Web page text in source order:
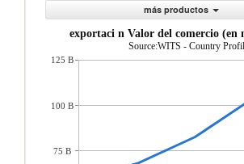
más productos
exportaci n Valor del comercio (en
Source:WITS - Country
125 B
100 B
75 B